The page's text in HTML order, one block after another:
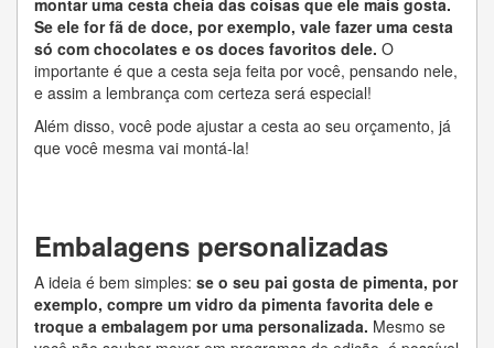
montar uma cesta cheia das coisas que ele mais gosta.
Se ele for fã de doce, por exemplo, vale fazer uma cesta
só com chocolates e os doces favoritos dele. O
importante é que a cesta seja feita por você, pensando nele,
e assim a lembrança com certeza será especial!
Além disso, você pode ajustar a cesta ao seu orçamento, já
que você mesma vai montá-la!
Embalagens personalizadas
A ideia é bem simples: se o seu pai gosta de pimenta, por
exemplo, compre um vidro da pimenta favorita dele e
troque a embalagem por uma personalizada. Mesmo se